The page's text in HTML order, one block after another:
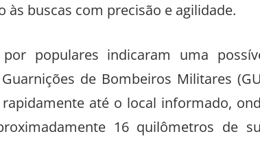
buscas com precisão e agilidade.
populares indicaram uma
de Bombeiros Militares
até o local informado,
16 quilômetros de